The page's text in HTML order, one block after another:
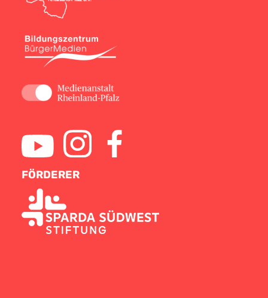
FÖRDERER